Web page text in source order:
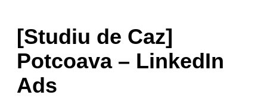
[Studiu de Caz]
Potcoava – LinkedIn
Ads